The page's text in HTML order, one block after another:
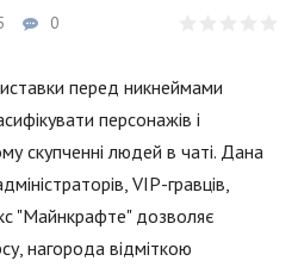
0
перед никнеймами
персонажів і
скупченні людей в чаті. Дана
VIP-гравців,
"Майнкрафте" дозволяє
нагорода відміткою